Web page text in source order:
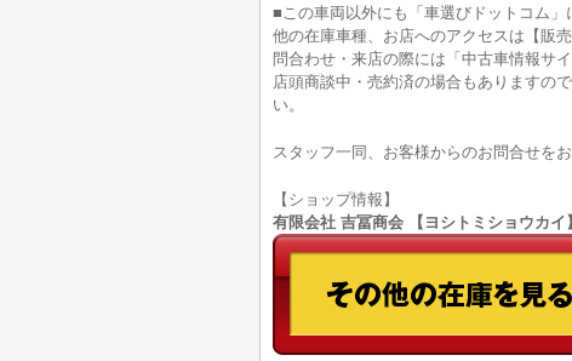
■この車両以外にも「車選びドットコム」
他の在庫車種、お店へのアクセスは【販
問合わせ・来店の際には「中古車情報サ
店頭商談中・売約済の場合もありますの
い。
スタッフ一同、お客様からのお問合せを
【ショップ情報】
有限会社 吉冨商会 【ヨシトミショウカ